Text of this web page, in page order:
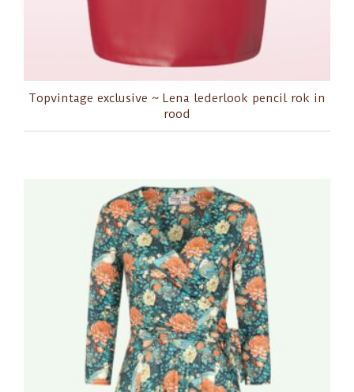
Topvintage exclusive ~ Lena lederlook pencil rok in
rood